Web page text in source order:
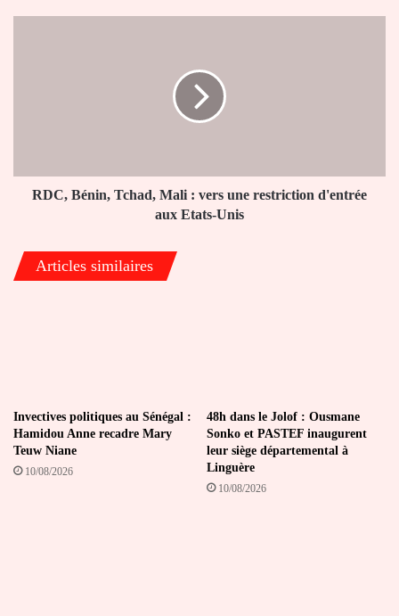
aux
Etats-RDC, Bénin, Tchad, Mali : vers une restriction d'entrée
aux Etats-Unis
Articles similaires
Invectives politiques au Sénégal :
Hamidou Anne recadre Mary
Teuw Niane
10/08/2026
48h dans le Jolof : Ousmane
Sonko et PASTEF inaugurent
leur siège départemental à
Linguère
10/08/2026